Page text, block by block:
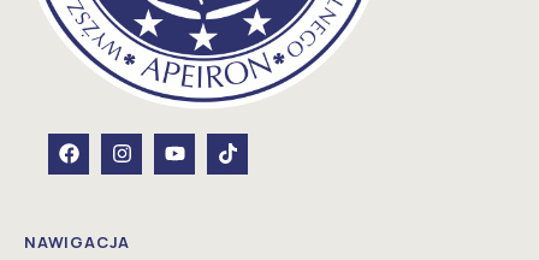
NAWIGACJA